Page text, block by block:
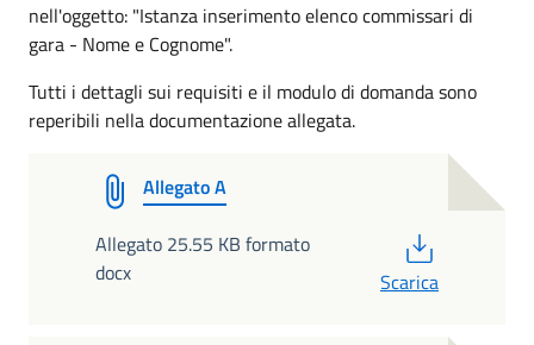
nell'oggetto: "Istanza inserimento elenco commissari di
gara - Nome e Cognome".
Tutti i dettagli sui requisiti e il modulo di domanda sono
reperibili nella documentazione allegata.
Allegato A
Allegato 25.55 KB formato
docx
Scarica